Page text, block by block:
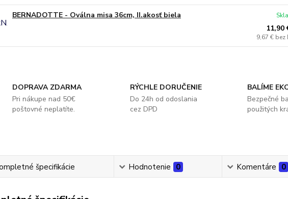
BERNADOTTE - Oválna misa 36cm, II.akosť biela
11,90
9,67 € bez
DOPRAVA ZDARMA
Pri nákupe nad 50€
poštovné neplatíte.
RÝCHLE DORUČENIE
Do 24h od odoslania
cez DPD
BALÍME
Bezpečné
použitých
špecifikácie Hodnotenie 0 Komentáre 0